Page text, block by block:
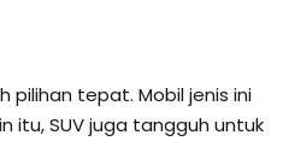
tepat. Mobil jenis ini
itu, SUV juga tangguh untuk